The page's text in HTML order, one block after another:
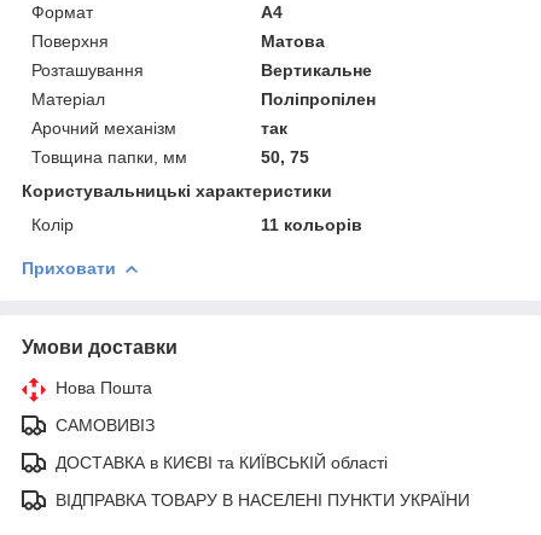
Формат
A4
Поверхня
Матова
Розташування
Вертикальне
Матеріал
Поліпропілен
Арочний механізм
так
Товщина папки, мм
50, 75
Користувальницькі характеристики
Колір
11 кольорів
Приховати
Умови доставки
Нова Пошта
САМОВИВІЗ
ДОСТАВКА в КИЄВІ та КИЇВСЬКІЙ області
ВІДПРАВКА ТОВАРУ В НАСЕЛЕНІ ПУНКТИ УКРАЇНИ